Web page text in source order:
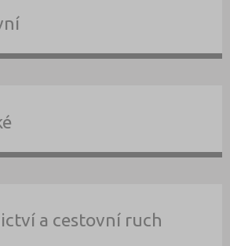
a cestovní ruch